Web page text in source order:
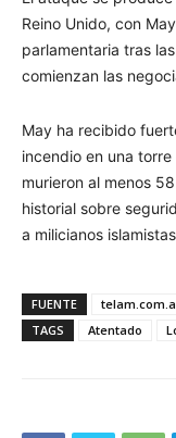
Reino Unido, con
parlamentaria tras
comienzan las
May ha recibido
incendio en una
murieron al menos
historial sobre
a milicianos
FUENTE
TAGS
Atentado